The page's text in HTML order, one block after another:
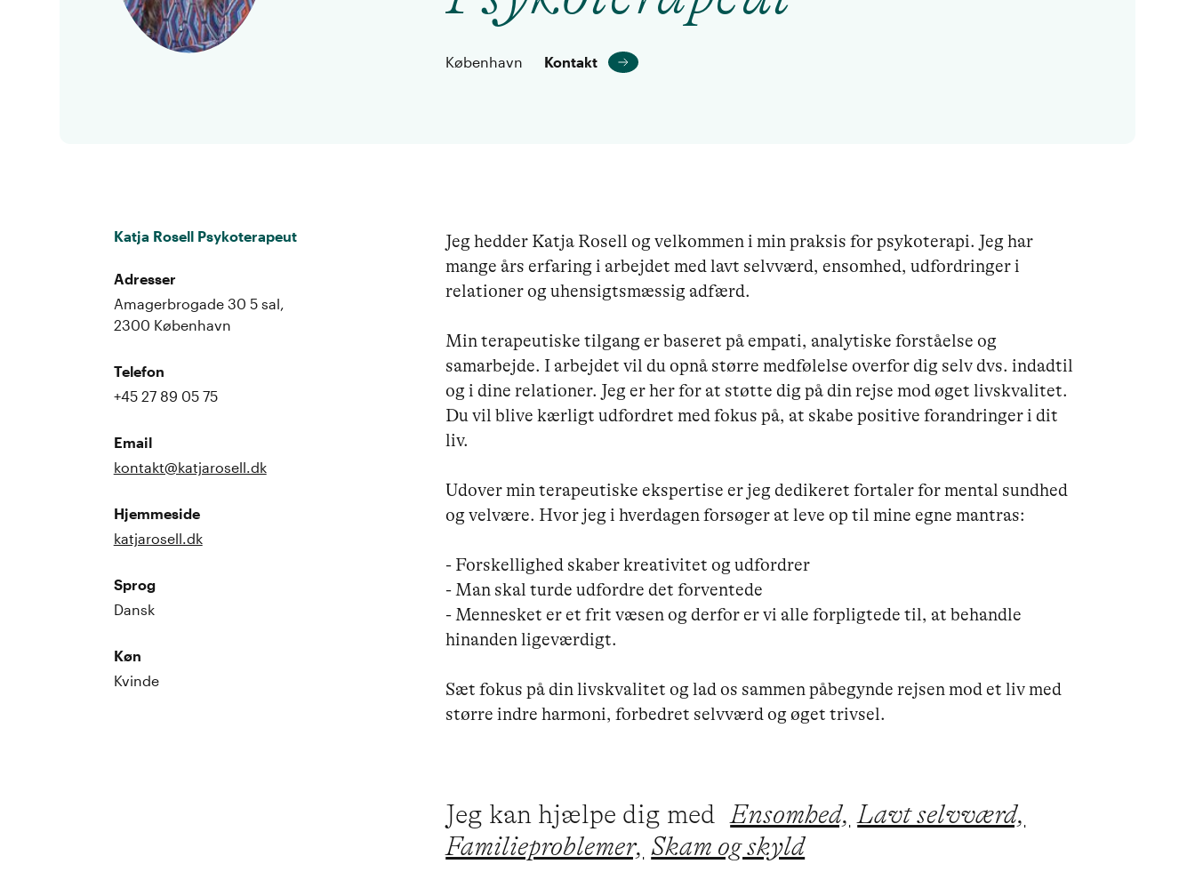
København Kontakt
Katja Rosell Psykoterapeut
Adresser
Amagerbrogade 30 5 sal,
2300 København
Telefon
+45 27 89 05 75
Email
kontakt@katjarosell.dk
Hjemmeside
katjarosell.dk
Sprog
Dansk
Køn
Kvinde
Jeg hedder Katja Rosell og velkommen i min praksis for psykoterapi. Jeg har
mange års erfaring i arbejdet med lavt selvværd, ensomhed, udfordringer i
relationer og uhensigtsmæssig adfærd.
Min terapeutiske tilgang er baseret på empati, analytiske forståelse og
samarbejde. I arbejdet vil du opnå større medfølelse overfor dig selv dvs. indadtil
og i dine relationer. Jeg er her for at støtte dig på din rejse mod øget livskvalitet.
Du vil blive kærligt udfordret med fokus på, at skabe positive forandringer i dit
liv.
Udover min terapeutiske ekspertise er jeg dedikeret fortaler for mental sundhed
og velvære. Hvor jeg i hverdagen forsøger at leve op til mine egne mantras:
- Forskellighed skaber kreativitet og udfordrer
- Man skal turde udfordre det forventede
- Mennesket er et frit væsen og derfor er vi alle forpligtede til, at behandle
hinanden ligeværdigt.
Sæt fokus på din livskvalitet og lad os sammen påbegynde rejsen mod et liv med
større indre harmoni, forbedret selvværd og øget trivsel.
Jeg kan hjælpe dig med Ensomhed, Lavt selvværd,
Familieproblemer, Skam og skyld